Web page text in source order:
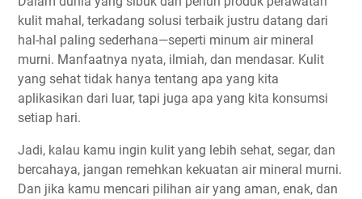
kulit mahal, terkadang solusi terbaik justru datang dari
hal-hal paling sederhana—seperti minum air mineral
murni. Manfaatnya nyata, ilmiah, dan mendasar. Kulit
yang sehat tidak hanya tentang apa yang kita
aplikasikan dari luar, tapi juga apa yang kita konsumsi
setiap hari.
Jadi, kalau kamu ingin kulit yang lebih sehat, segar, dan
bercahaya, jangan remehkan kekuatan air mineral murni.
Dan jika kamu mencari pilihan air yang aman, enak, dan